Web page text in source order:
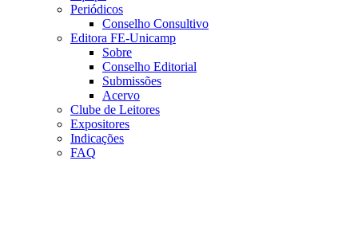
Periódicos
Conselho Consultivo
Editora FE-Unicamp
Sobre
Conselho Editorial
Submissões
Acervo
Clube de Leitores
Expositores
Indicações
FAQ